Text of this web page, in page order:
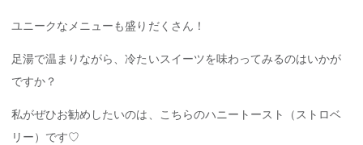
ユニークなメニューも盛りだくさん！
足湯で温まりながら、冷たいスイーツを味わってみるのはいかが
ですか？
私がぜひお勧めしたいのは、こちらのハニートースト（ストロベ
リー）です♡